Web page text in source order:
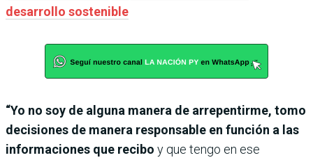
desarrollo sostenible
“Yo no soy de alguna manera de arrepentirme, tomo
decisiones de manera responsable en función a las
informaciones que recibo y que tengo en ese